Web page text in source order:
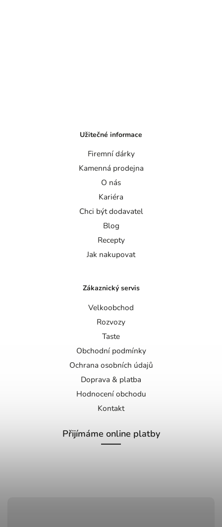
Užitečné informace
Firemní dárky
Kamenná prodejna
O nás
Kariéra
Chci být dodavatel
Blog
Recepty
Jak nakupovat
Zákaznický servis
Velkoobchod
Rozvozy
Taste
Obchodní podmínky
Ochrana osobních údajů
Doprava & platba
Hodnocení obchodu
Kontakt
Přijímáme online platby